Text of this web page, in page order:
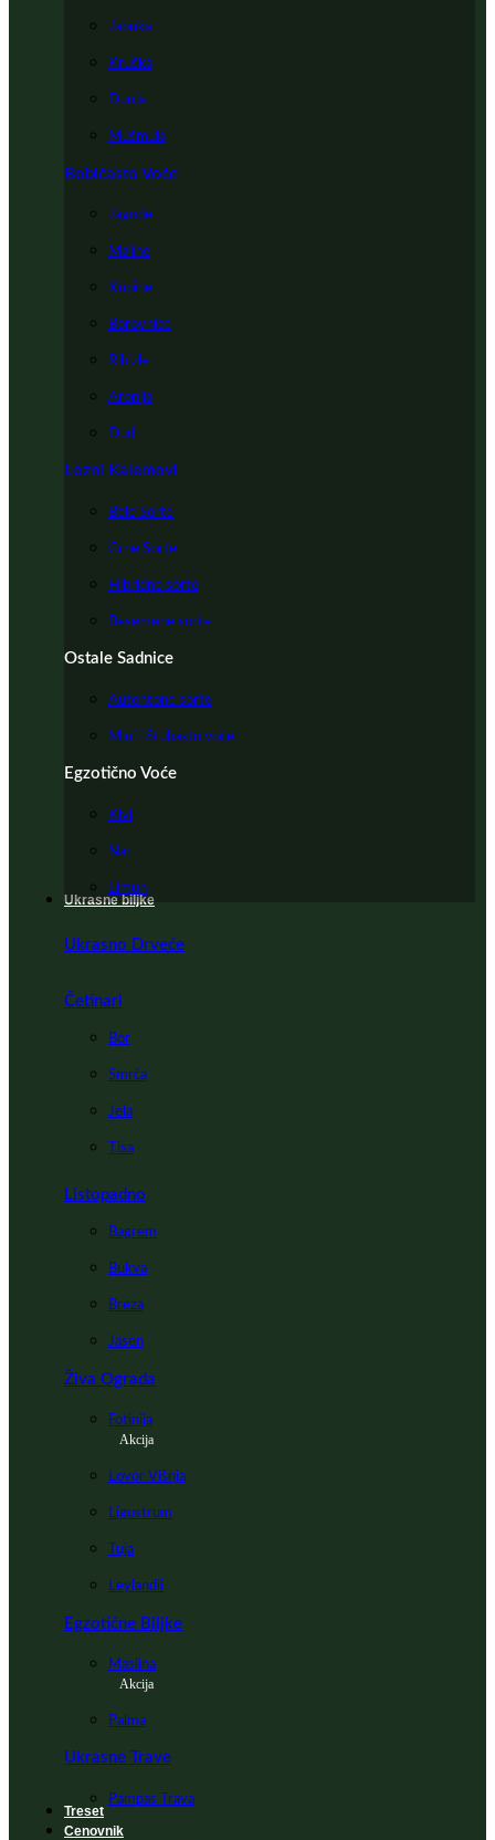
Jabuka
Kruška
Dunja
Mušmula
Bobičasto Voće
Jagode
Maline
Kupine
Borovnice
Ribizle
Aronija
Dud
Lozni Kalemovi
Bele Sorte
Crne Sorte
Hibridne sorte
Besemene sorte
Ostale Sadnice
Autohtone sorte
Mini i Stubasto voće
Egzotično Voće
Kivi
Nar
Limun
Ukrasne biljke
Ukrasno Drveće
Četinari
Bor
Smrča
Jela
Tisa
Listopadno
Bagrem
Bukva
Breza
Jasen
Živa Ograda
Fotinija
Akcija
Lovor Višnja
Ligustrum
Tuja
Leylandii
Egzotične Biljke
Maslina
Akcija
Palma
Ukrasne Trave
Pampas Trava
Treset
Cenovnik